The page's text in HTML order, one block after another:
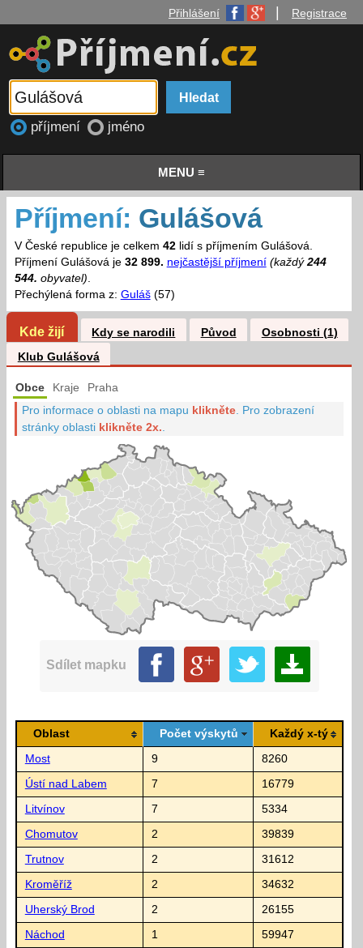
Přihlášení Registrace
příjmení jméno
MENU ≡
Příjmení: Gulášová
V České republice je celkem 42lidí s příjmením Gulášová.
Příjmení Gulášová je 32 899. nejčastější příjmení (každý244
544. obyvatel).
Přechýlená forma z: Guláš(57)
Kde žijí Kdy se narodili Původ
Osobnosti (1)
Klub Gulášová
Obce Kraje Praha
Pro informace o oblasti na mapu klikněte Pro zobrazení
stránky oblasti klikněte 2x.
Sdílet mapku
Oblast Počet výskytů Každý x-tý
Most 9 8260
Ústí nad Labem 7 16779
Litvínov 7 5334
Chomutov 2 39839
Trutnov 2 31612
Kroměříž 2 34632
Uherský Brod 2 26155
Náchod 1 59947